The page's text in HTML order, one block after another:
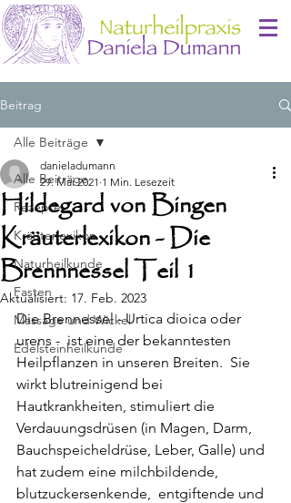
Beitrag
Alle Beiträge
Rezepte
Kräuterlexikon
Naturheilkunde
Fasten
Massage und Wickel
Edelsteinheilkunde
Alle Beiträge
Hildegard von Bingen
Kräuterlexikon - Die
Brennnessel Teil 1
danieladumann
29. Mai 2021 1 Min. Lesezeit
Aktualisiert: 17. Feb. 2023
Die Brennessel - Urtica dioica oder
urens -  ist eine der bekanntesten
Heilpflanzen in unseren Breiten.  Sie
wirkt blutreinigend bei
Hautkrankheiten, stimuliert die
Verdauungsdrüsen (in Magen, Darm,
Bauchspeicheldrüse, Leber, Galle) und
hat zudem eine milchbildende,
blutzuckersenkende,  entgiftende und